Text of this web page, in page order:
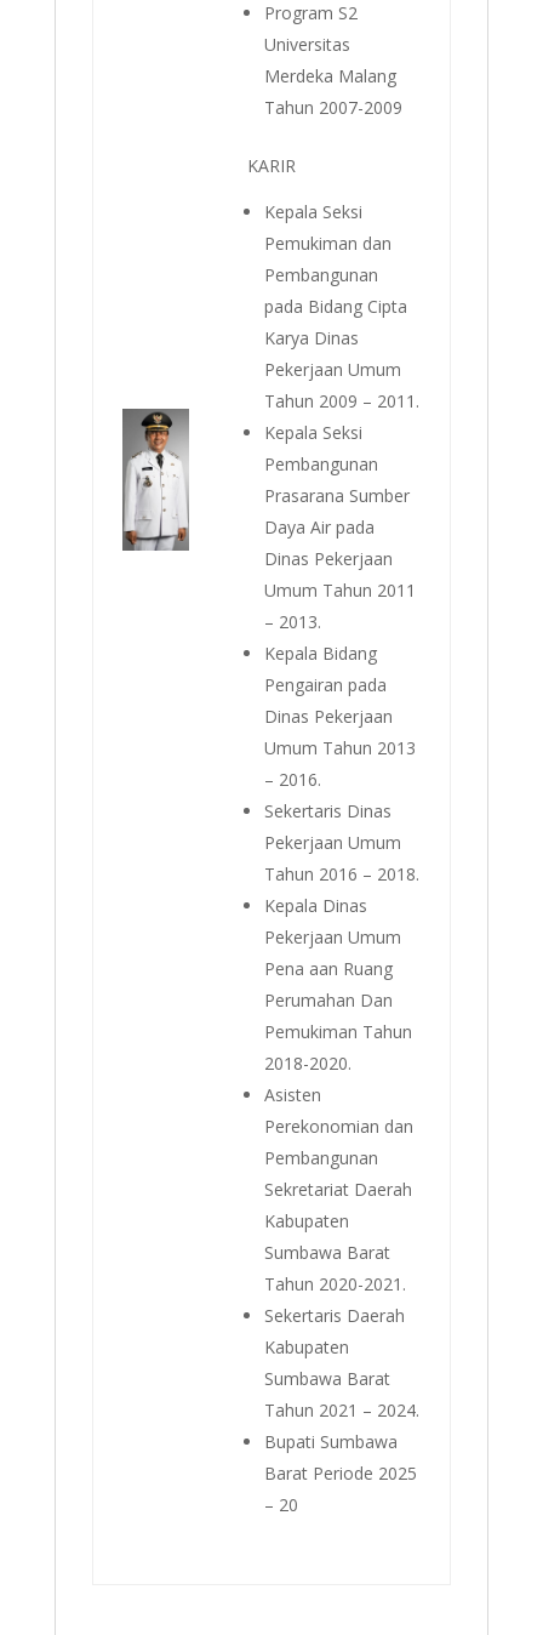
Program S2
Universitas
Merdeka Malang
Tahun 2007-2009
KARIR
Kepala Seksi
Pemukiman dan
Pembangunan
pada Bidang Cipta
Karya Dinas
Pekerjaan Umum
Tahun 2009 – 2011.
Kepala Seksi
Pembangunan
Prasarana Sumber
Daya Air pada
Dinas Pekerjaan
Umum Tahun 2011
– 2013.
Kepala Bidang
Pengairan pada
Dinas Pekerjaan
Umum Tahun 2013
– 2016.
Sekertaris Dinas
Pekerjaan Umum
Tahun 2016 – 2018.
Kepala Dinas
Pekerjaan Umum
Pena aan Ruang
Perumahan Dan
Pemukiman Tahun
2018-2020.
Asisten
Perekonomian dan
Pembangunan
Sekretariat Daerah
Kabupaten
Sumbawa Barat
Tahun 2020-2021.
Sekertaris Daerah
Kabupaten
Sumbawa Barat
Tahun 2021 – 2024.
Bupati Sumbawa
Barat Periode 2025
– 20